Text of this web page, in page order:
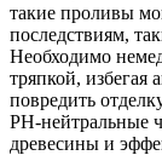
такие проливы
последствиям,
Необходимо
тряпкой, избегая
повредить
PH-нейтральные
древесины и